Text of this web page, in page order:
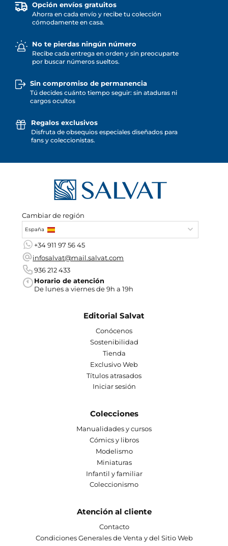
Opción envíos gratuitos
Ahorra en cada envío y recibe tu colección
cómodamente en casa.
No te pierdas ningún número
Recibe cada entrega en orden y sin preocuparte
por buscar números sueltos.
Sin compromiso de permanencia
Tú decides cuánto tiempo seguir: sin ataduras ni
cargos ocultos
Regalos exclusivos
Disfruta de obsequios especiales diseñados para
fans y coleccionistas.
Cambiar de región
España
+34 911 97 56 45
infosalvat@mail.salvat.com
936 212 433
Horario de atención
De lunes a viernes de 9h a 19h
Editorial Salvat
Conócenos
Sostenibilidad
Tienda
Exclusivo Web
Títulos atrasados
Iniciar sesión
Colecciones
Manualidades y cursos
Cómics y libros
Modelismo
Miniaturas
Infantil y familiar
Coleccionismo
Atención al cliente
Contacto
Condiciones Generales de Venta y del Sitio Web